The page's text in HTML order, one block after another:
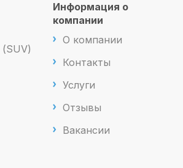
Информация о
компании
О компании
Контакты
Услуги
Отзывы
Вакансии